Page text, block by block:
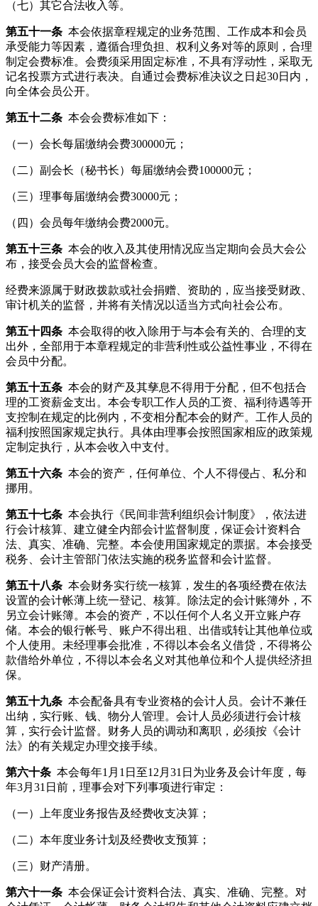
（七）其它合法收入等。
第五十一条 本会依据章程规定的业务范围、工作成本和会员
承受能力等因素，遵循合理负担、权利义务对等的原则，合理
制定会费标准。会费须采用固定标准，不具有浮动性，采取无
记名投票方式进行表决。自通过会费标准决议之日起30日内，
向全体会员公开。
第五十二条 本会会费标准如下：
（一）会长每届缴纳会费300000元；
（二）副会长（秘书长）每届缴纳会费100000元；
（三）理事每届缴纳会费30000元；
（四）会员每年缴纳会费2000元。
第五十三条 本会的收入及其使用情况应当定期向会员大会公
布，接受会员大会的监督检查。
经费来源属于财政拨款或社会捐赠、资助的，应当接受财政、
审计机关的监督，并将有关情况以适当方式向社会公布。
第五十四条 本会取得的收入除用于与本会有关的、合理的支
出外，全部用于本章程规定的非营利性或公益性事业，不得在
会员中分配。
第五十五条 本会的财产及其孳息不得用于分配，但不包括合
理的工资薪金支出。本会专职工作人员的工资、福利待遇等开
支控制在规定的比例内，不变相分配本会的财产。工作人员的
福利按照国家规定执行。具体由理事会按照国家相应的政策规
定制定执行，从本会收入中支付。
第五十六条 本会的资产，任何单位、个人不得侵占、私分和
挪用。
第五十七条 本会执行《民间非营利组织会计制度》，依法进
行会计核算、建立健全内部会计监督制度，保证会计资料合
法、真实、准确、完整。本会使用国家规定的票据。本会接受
税务、会计主管部门依法实施的税务监督和会计监督。
第五十八条 本会财务实行统一核算，发生的各项经费在依法
设置的会计帐薄上统一登记、核算。除法定的会计账簿外，不
另立会计账簿。本会的资产，不以任何个人名义开立账户存
储。本会的银行帐号、账户不得出租、出借或转让其他单位或
个人使用。未经理事会批准，不得以本会名义借贷，不得将公
款借给外单位，不得以本会名义对其他单位和个人提供经济担
保。
第五十九条 本会配备具有专业资格的会计人员。会计不兼任
出纳，实行账、钱、物分人管理。会计人员必须进行会计核
算，实行会计监督。财务人员的调动和离职，必须按《会计
法》的有关规定办理交接手续。
第六十条 本会每年1月1日至12月31日为业务及会计年度，每
年3月31日前，理事会对下列事项进行审定：
（一）上年度业务报告及经费收支决算；
（二）本年度业务计划及经费收支预算；
（三）财产清册。
第六十一条 本会保证会计资料合法、真实、准确、完整。对